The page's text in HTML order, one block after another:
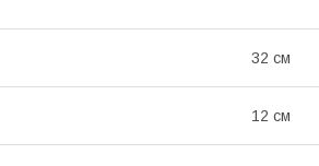
32 см
12 см